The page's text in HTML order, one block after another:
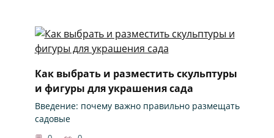
Как выбрать и разместить скульптуры
и фигуры для украшения сада
Введение: почему важно правильно размещать
садовые